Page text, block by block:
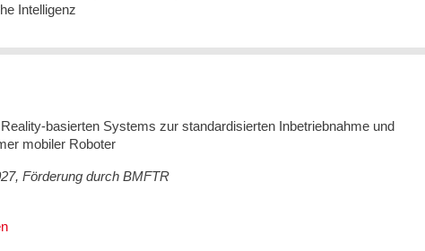
Intelligenz
basierten Systems zur standardisierten Inbetriebnahme und
mobiler Roboter
Förderung durch BMFTR